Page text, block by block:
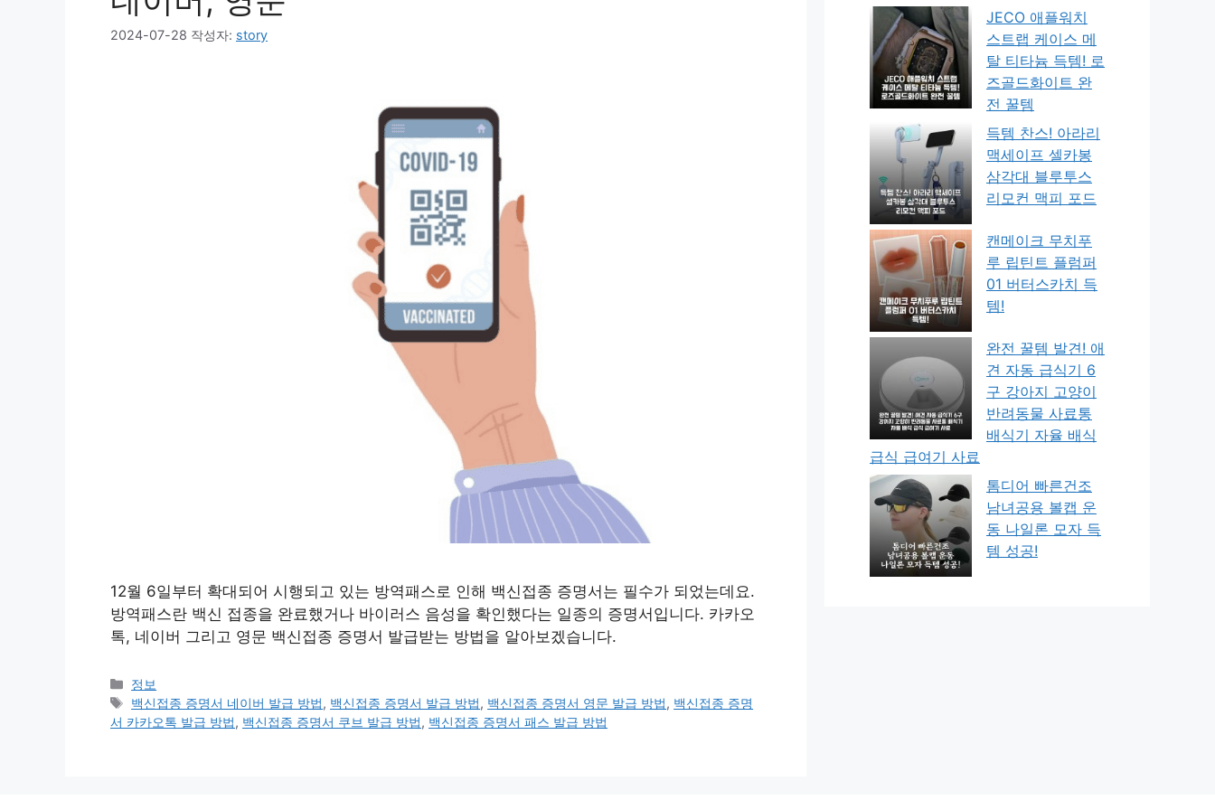
2024-07-28 작성자: story
12월 6일부터 확대되어 시행되고 있는 방역패스로 인해 백신접종 증명서는 필수가 되었는데요.
방역패스란 백신 접종을 완료했거나 바이러스 음성을 확인했다는 일종의 증명서입니다. 카카오
톡, 네이버 그리고 영문 백신접종 증명서 발급받는 방법을 알아보겠습니다.
카
테
고
정보
태
그
백신접종 증명서 네이버 발급 방법, 백신접종 증명서 발급 방법, 백신접종 증명서 영문 발급 방법, 백신접종 증명
서 카카오톡 발급 방법, 백신접종 증명서 쿠브 발급 방법, 백신접종 증명서 패스 발급 방법
JECO 애플워치
스트랩 케이스 메
탈 티타늄 득템! 로
즈골드화이트 완
전 꿀템
득템 찬스! 아라리
맥세이프 셀카봉
삼각대 블루투스
리모컨 맥피 포드
캔메이크 무치푸
루 립틴트 플럼퍼
01 버터스카치 득
템!
완전 꿀템 발견! 애
견 자동 급식기 6
구 강아지 고양이
반려동물 사료통
배식기 자율 배식
급식 급여기 사료
톰디어 빠른건조
남녀공용 볼캡 운
동 나일론 모자 득
템 성공!